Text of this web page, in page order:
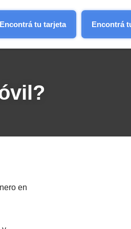
Encontrá tu tarjeta Encontrá
en